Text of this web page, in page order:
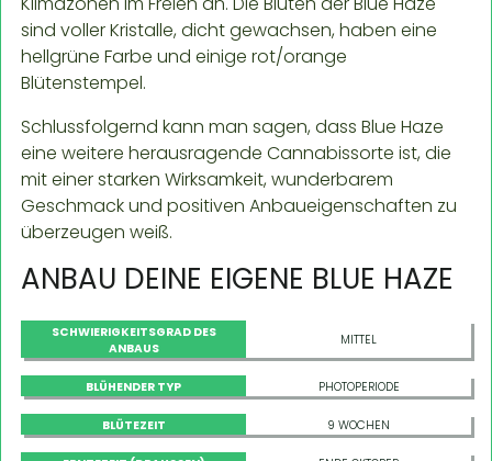
sind voller Kristalle, dicht gewachsen, haben eine
hellgrüne Farbe und einige rot/orange
Blütenstempel.
Schlussfolgernd kann man sagen, dass Blue Haze
eine weitere herausragende Cannabissorte ist, die
mit einer starken Wirksamkeit, wunderbarem
Geschmack und positiven Anbaueigenschaften zu
überzeugen weiß.
ANBAU DEINE EIGENE BLUE HAZE
SCHWIERIGKEITSGRAD DES
ANBAUS
MITTEL
BLÜHENDER TYP PHOTOPERIODE
BLÜTEZEIT 9 WOCHEN